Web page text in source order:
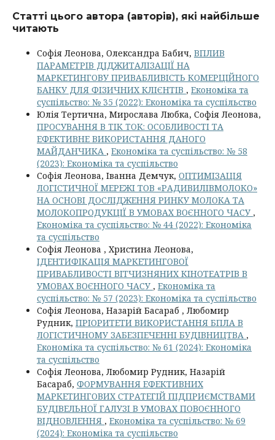
Статті цього автора (авторів), які найбільше
читають
Софія Леонова, Олександра Бабич, ВПЛИВ
ПАРАМЕТРІВ ДІДЖИТАЛІЗАЦІЇ НА
МАРКЕТИНГОВУ ПРИВАБЛИВІСТЬ КОМЕРЦІЙНОГО
БАНКУ ДЛЯ ФІЗИЧНИХ КЛІЄНТІВ , Економіка та
суспільство: № 35 (2022): Економіка та суспільство
Юлія Тертична, Мирослава Любка, Софія Леонова,
ПРОСУВАННЯ В TIK TOK: ОСОБЛИВОСТІ ТА
ЕФЕКТИВНЕ ВИКОРИСТАННЯ ДАНОГО
МАЙДАНЧИКА , Економіка та суспільство: № 58
(2023): Економіка та суспільство
Софія Леонова, Іванна Демчук, ОПТИМІЗАЦІЯ
ЛОГІСТИЧНОЇ МЕРЕЖІ ТОВ «РАДИВИЛІВМОЛОКО»
НА ОСНОВІ ДОСЛІДЖЕННЯ РИНКУ МОЛОКА ТА
МОЛОКОПРОДУКЦІЇ В УМОВАХ ВОЄННОГО ЧАСУ ,
Економіка та суспільство: № 44 (2022): Економіка
та суспільство
Софія Леонова , Христина Леонова,
ІДЕНТИФІКАЦІЯ МАРКЕТИНГОВОЇ
ПРИВАБЛИВОСТІ ВІТЧИЗНЯНИХ КІНОТЕАТРІВ В
УМОВАХ ВОЄННОГО ЧАСУ , Економіка та
суспільство: № 57 (2023): Економіка та суспільство
Софія Леонова, Назарій Басараб , Любомир
Рудник, ПРІОРИТЕТИ ВИКОРИСТАННЯ БПЛА В
ЛОГІСТИЧНОМУ ЗАБЕЗПЕЧЕННІ БУДІВНИЦТВА ,
Економіка та суспільство: № 61 (2024): Економіка
та суспільство
Софія Леонова, Любомир Рудник, Назарій
Басараб, ФОРМУВАННЯ ЕФЕКТИВНИХ
МАРКЕТИНГОВИХ СТРАТЕГІЙ ПІДПРИЄМСТВАМИ
БУДІВЕЛЬНОЇ ГАЛУЗІ В УМОВАХ ПОВОЄННОГО
ВІДНОВЛЕННЯ , Економіка та суспільство: № 69
(2024): Економіка та суспільство